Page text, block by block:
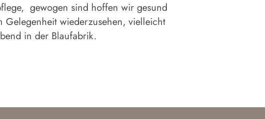
gewogen sind hoffen wir gesund
wiederzusehen, vielleicht
in der Blaufabrik.